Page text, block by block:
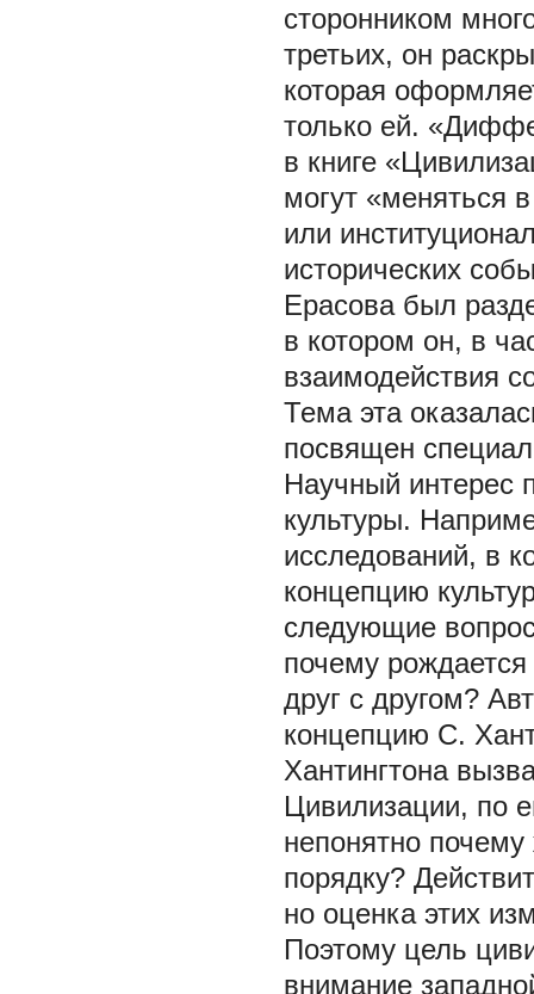
сторонником
третьих, он
которая
только ей.
в книге
могут «меняться
или
исторических
Ерасова был
в котором он, в
взаимодействия
Тема эта
посвящен
Научный интерес
культуры.
исследований, в
концепцию
следующие
почему
друг с другом?
концепцию С.
Хантингтона
Цивилизации, по
непонятно
порядку?
но оценка этих
Поэтому цель
внимание